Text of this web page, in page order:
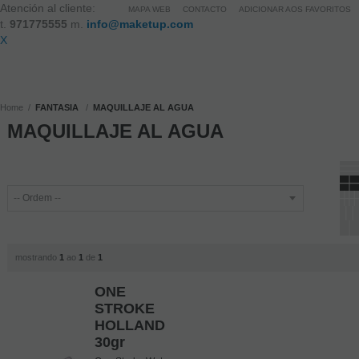
Atención al cliente:
t. 971775555 m.
info@maketup.com
X
MAPA WEB CONTACTO ADICIONAR AOS FAVORITOS
Home FANTASIA MAQUILLAJE AL AGUA
MAQUILLAJE AL AGUA
mostrando 1 ao 1 de 1
ONE
STROKE
HOLLAND
30gr